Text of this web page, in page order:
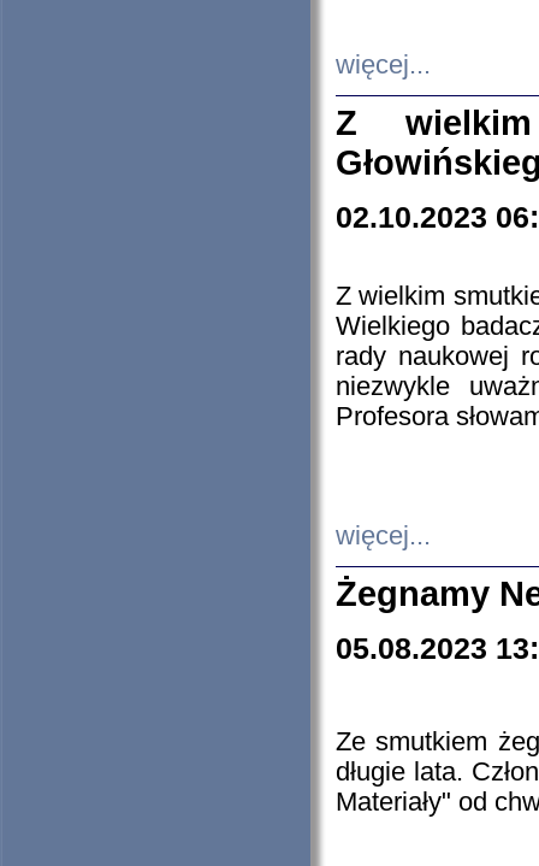
więcej...
Z
02.10.2023
Z wielkim
Wielkiego
rady naukowej
niezwykle
Profesora
więcej...
Żegnamy
05.08.2023
Ze smutkiem
długie lata.
Materiały" od